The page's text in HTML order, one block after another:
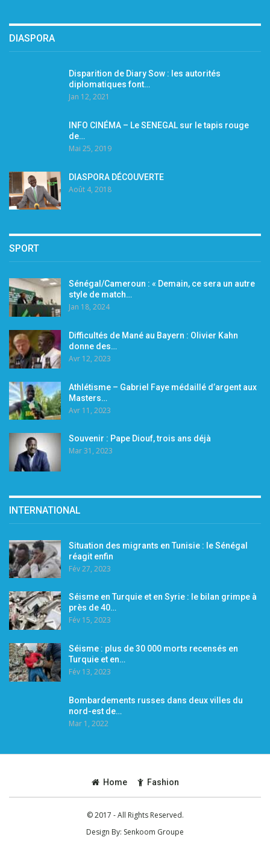
DIASPORA
Disparition de Diary Sow : les autorités
diplomatiques font…
Jan 12, 2021
INFO CINÉMA – Le SENEGAL sur le tapis rouge
de…
Mai 25, 2019
DIASPORA DÉCOUVERTE
Août 4, 2018
SPORT
Sénégal/Cameroun : « Demain, ce sera un autre
style de match…
Jan 18, 2024
Difficultés de Mané au Bayern : Olivier Kahn
donne des…
Avr 12, 2023
Athlétisme – Gabriel Faye médaillé d’argent aux
Masters…
Avr 11, 2023
Souvenir : Pape Diouf, trois ans déjà
Mar 31, 2023
INTERNATIONAL
Situation des migrants en Tunisie : le Sénégal
réagit enfin
Fév 27, 2023
Séisme en Turquie et en Syrie : le bilan grimpe à
près de 40…
Fév 15, 2023
Séisme : plus de 30 000 morts recensés en
Turquie et en…
Fév 13, 2023
Bombardements russes dans deux villes du
nord-est de…
Mar 1, 2022
Home Fashion
© 2017 - All Rights Reserved.
Design By: Senkoom Groupe